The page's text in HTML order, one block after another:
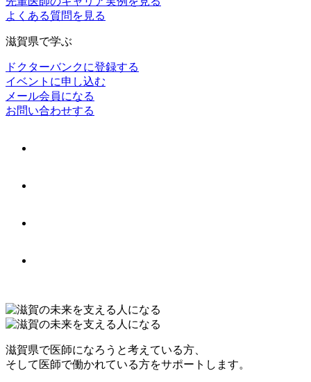
よくある質問を見る
滋賀県で学ぶ
ドクターバンクに登録する
イベントに申し込む
メール会員になる
お問い合わせする
滋賀県で医師になろうと考えている方、
そして医師で働かれている方をサポートします。